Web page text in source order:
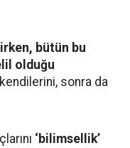
bütün bu
olduğu
sonra da
‘bilimsellik’